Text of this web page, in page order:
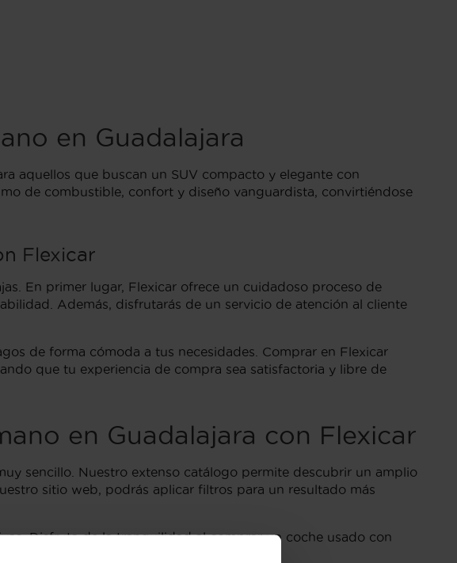
en Guadalajara
aquellos que buscan un SUV compacto y elegante con
de combustible, confort y diseño vanguardista, convirtiéndose
Flexicar
En primer lugar, Flexicar ofrece un cuidadoso proceso de
Además, disfrutarás de un servicio de atención al cliente
de forma cómoda a tus necesidades. Comprar en Flexicar
que tu experiencia de compra sea satisfactoria y libre de
en Guadalajara con Flexicar
sencillo. Nuestro extenso catálogo permite descubrir un amplio
sitio web, podrás aplicar filtros para un resultado más
Disfruta de la tranquilidad al comprar un coche usado con
el coche de tus sueños hoy mismo!